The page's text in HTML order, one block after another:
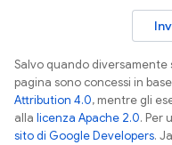
Salvo quando
pagina sono concessi in
Attribution 4.0, mentre gli
alla licenza Apache 2.0. Per
sito di Google Developers.